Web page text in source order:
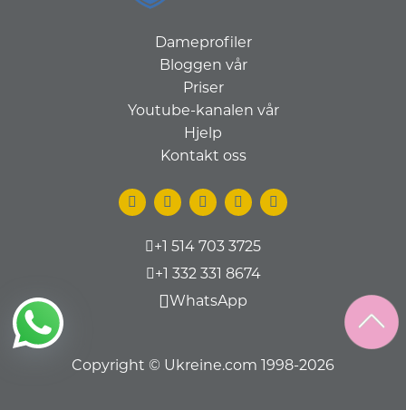
Dameprofiler
Bloggen vår
Priser
Youtube-kanalen vår
Hjelp
Kontakt oss
+1 514 703 3725
+1 332 331 8674
WhatsApp
Copyright © Ukreine.com 1998-2026